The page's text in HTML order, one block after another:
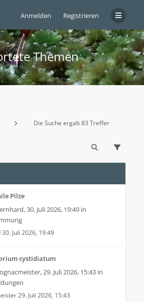
Anmelden Registrieren
Themen
Die Suche ergab 83 Treffer
Pilze
,30. Juli 2026, 19:49 in
30. Juli 2026, 19:49
cystidiatum
,29. Juli 2026, 15:43 in
29. Juli 2026, 15:43